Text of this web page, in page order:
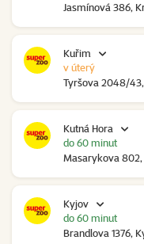
Jasmínová 386,
Kuřim
Tyršova 2048/
v úterý
Kutná Hora
Masarykova 802,
do 60 minut
Kyjov
Brandlova 1376,
do 60 minut